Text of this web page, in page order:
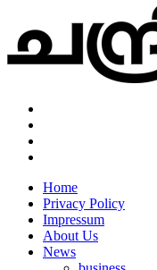
Home
Privacy Policy
Impressum
About Us
News